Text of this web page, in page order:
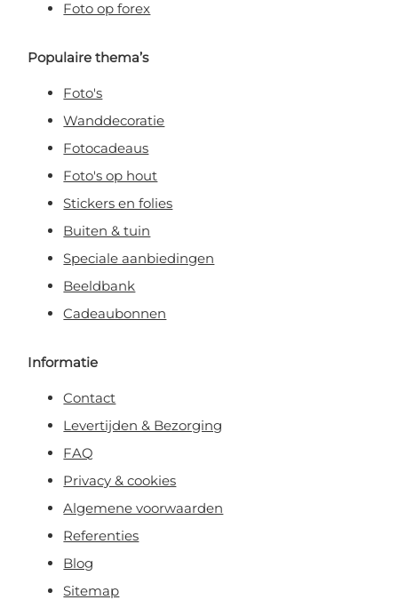
Foto op forex
Populaire thema’s
Foto's
Wanddecoratie
Fotocadeaus
Foto's op hout
Stickers en folies
Buiten & tuin
Speciale aanbiedingen
Beeldbank
Cadeaubonnen
Informatie
Contact
Levertijden & Bezorging
FAQ
Privacy & cookies
Algemene voorwaarden
Referenties
Blog
Sitemap